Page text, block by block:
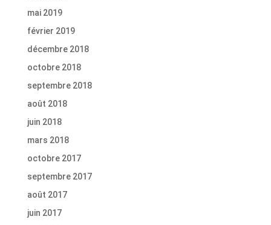
mai 2019
février 2019
décembre 2018
octobre 2018
septembre 2018
août 2018
juin 2018
mars 2018
octobre 2017
septembre 2017
août 2017
juin 2017